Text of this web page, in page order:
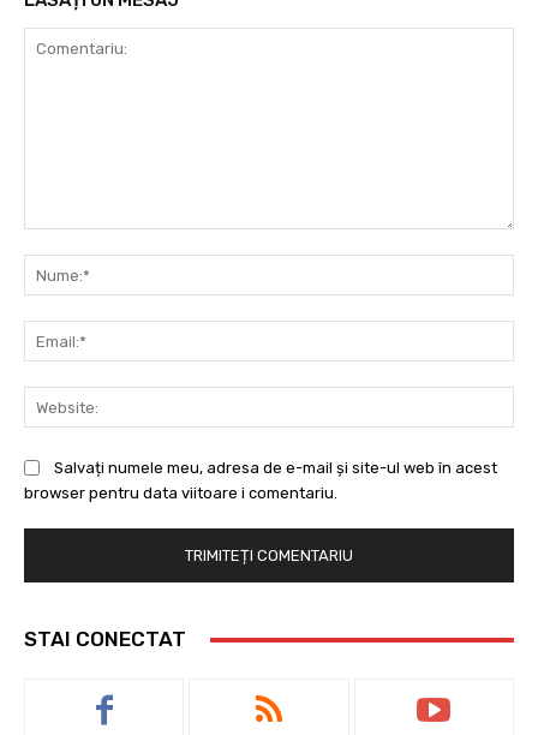
Salvați numele meu, adresa de e-mail și site-ul web în acest
browser pentru data viitoare i comentariu.
STAI CONECTAT